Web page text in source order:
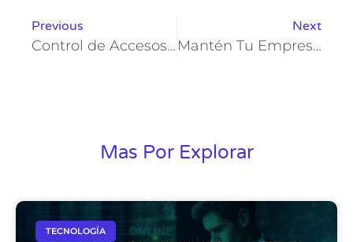
Previous
Control de Accesos: El Pilar de la Seguridad Empresarial
Next
Mantén Tu Empresa Segura con ACIT Integration Technology
Mas Por Explorar
TECNOLOGÍA